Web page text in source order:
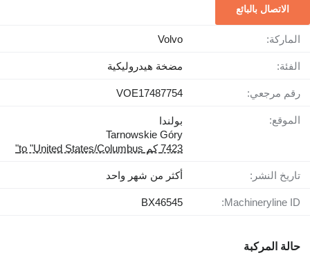
الاتصال بالبائع
الماركة: Volvo
الفئة: مضخة هيدروليكية
رقم مرجعي: VOE17487754
الموقع:
بولندا
Tarnowskie Góry
7423 كم to "United States/Columbus"
تاريخ النشر: أكثر من شهر واحد
Machineryline ID:
BX46545
حالة المركبة